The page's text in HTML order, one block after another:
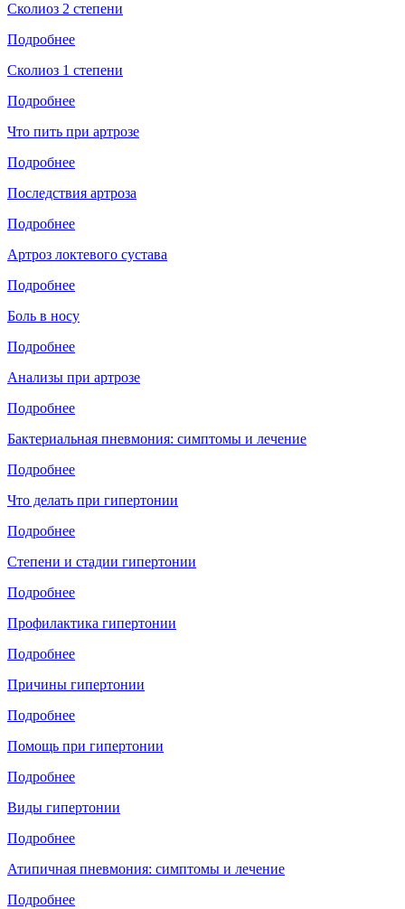
Сколиоз 2 степени
Подробнее
Сколиоз 1 степени
Подробнее
Что пить при артрозе
Подробнее
Последствия артроза
Подробнее
Артроз локтевого сустава
Подробнее
Боль в носу
Подробнее
Анализы при артрозе
Подробнее
Бактериальная пневмония: симптомы и лечение
Подробнее
Что делать при гипертонии
Подробнее
Степени и стадии гипертонии
Подробнее
Профилактика гипертонии
Подробнее
Причины гипертонии
Подробнее
Помощь при гипертонии
Подробнее
Виды гипертонии
Подробнее
Атипичная пневмония: симптомы и лечение
Подробнее